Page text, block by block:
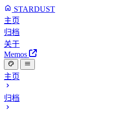
STARDUST
主页
归档
关于
Memos
主页
归档